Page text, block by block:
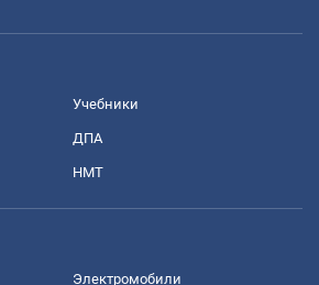
Учебники
ДПА
НМТ
Электромобили